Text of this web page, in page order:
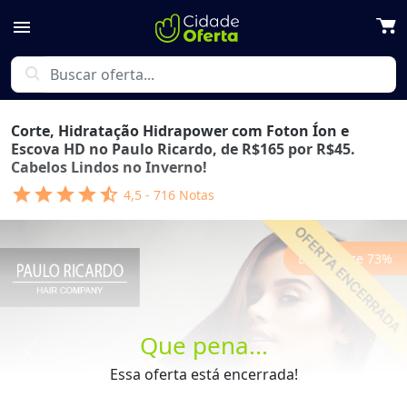
menu
search
Que pena...
Essa oferta está encerrada!
Corte, Hidratação Hidrapower com Foton Íon e
Escova HD no Paulo Ricardo, de R$165 por R$45.
Cabelos Lindos no Inverno!
starstarstarstarstar_half 4,5 - 716 Notas
Economize 73%